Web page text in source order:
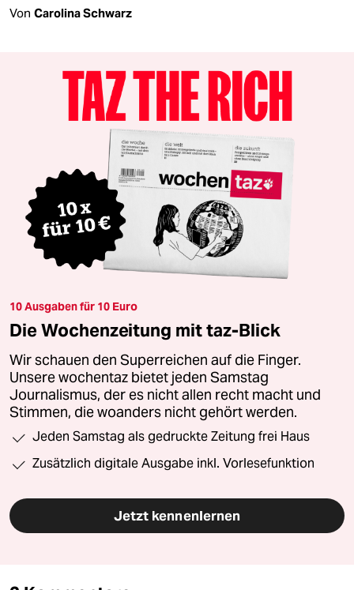
Von Carolina Schwarz
10 Ausgaben für 10 Euro
Die Wochenzeitung mit taz-Blick
Wir schauen den Superreichen auf die Finger.
Unsere wochentaz bietet jeden Samstag
Journalismus, der es nicht allen recht macht und
Stimmen, die woanders nicht gehört werden.
Jeden Samstag als gedruckte Zeitung frei Haus
Zusätzlich digitale Ausgabe inkl. Vorlesefunktion
Jetzt kennenlernen